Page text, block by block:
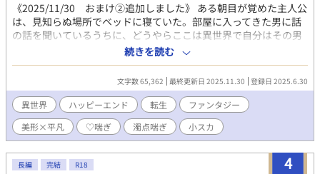
《2025/11/30 おまけ②追加しました》 ある朝目が覚めた主人公
は、見知らぬ場所でベッドに寝ていた。部屋に入ってきた男に話
の話を聞いているうちに、どうやらここは異世界で自分はその男
の恋人の身体に憑依してしまっていたのだと気づく。 事情を話し
た主人公を、男は優しく労わる。元の世界に戻る方法と元の身体
の持ち主の魂を身体に戻す方法を調べないといけないのに、なぜ
か男はゆっくり探せばいいと主人公に微笑む。 まるで自分が憑依
していることを忘れているかのように甘く優しく接してくる男に
次第に惹かれていく主人公だったが、ある日元の身体の持ち主の
記憶を夢に見るようになり――。 本編全2話＋おまけ1話。 成分
表：♡喘ぎ 濁点喘ぎ アナル舐め 潮吹き 結腸責め おまけ②
成分表：小スカ ゆるファンタジーな世界観です。
続きを読む
文字数 65,362 最終更新日 2025.11.30 登録日 2025.6.30
異世界 ハッピーエンド 転生
ファンタジー
美形×平凡
♡喘ぎ 濁点喘ぎ 小スカ
4
長編 完結 R18